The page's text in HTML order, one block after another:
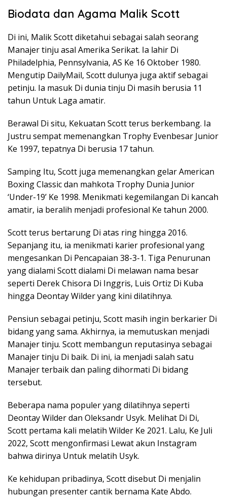
Biodata dan Agama Malik Scott
Di ini, Malik Scott diketahui sebagai salah seorang
Manajer tinju asal Amerika Serikat. Ia lahir Di
Philadelphia, Pennsylvania, AS Ke 16 Oktober 1980.
Mengutip DailyMail, Scott dulunya juga aktif sebagai
petinju. Ia masuk Di dunia tinju Di masih berusia 11
tahun Untuk Laga amatir.
Berawal Di situ, Kekuatan Scott terus berkembang. Ia
Justru sempat memenangkan Trophy Evenbesar Junior
Ke 1997, tepatnya Di berusia 17 tahun.
Samping Itu, Scott juga memenangkan gelar American
Boxing Classic dan mahkota Trophy Dunia Junior
‘Under-19’ Ke 1998. Menikmati kegemilangan Di kancah
amatir, ia beralih menjadi profesional Ke tahun 2000.
Scott terus bertarung Di atas ring hingga 2016.
Sepanjang itu, ia menikmati karier profesional yang
mengesankan Di Pencapaian 38-3-1. Tiga Penurunan
yang dialami Scott dialami Di melawan nama besar
seperti Derek Chisora Di Inggris, Luis Ortiz Di Kuba
hingga Deontay Wilder yang kini dilatihnya.
Pensiun sebagai petinju, Scott masih ingin berkarier Di
bidang yang sama. Akhirnya, ia memutuskan menjadi
Manajer tinju. Scott membangun reputasinya sebagai
Manajer tinju Di baik. Di ini, ia menjadi salah satu
Manajer terbaik dan paling dihormati Di bidang
tersebut.
Beberapa nama populer yang dilatihnya seperti
Deontay Wilder dan Oleksandr Usyk. Melihat Di Di,
Scott pertama kali melatih Wilder Ke 2021. Lalu, Ke Juli
2022, Scott mengonfirmasi Lewat akun Instagram
bahwa dirinya Untuk melatih Usyk.
Ke kehidupan pribadinya, Scott disebut Di menjalin
hubungan presenter cantik bernama Kate Abdo.